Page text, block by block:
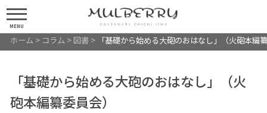
MENU
ホーム > コラム > 図書> 「基礎から始める大砲のおはなし」（火砲本編
「基礎から始める大砲のおはなし」（火
砲本編纂委員会）